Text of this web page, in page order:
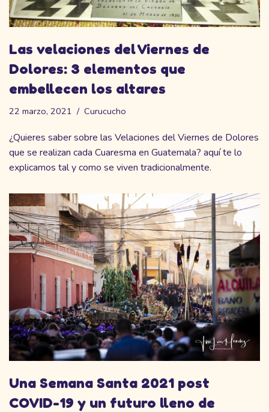
Las velaciones del Viernes de
Dolores: 3 elementos que
embellecen los altares
22 marzo, 2021 Curucucho
¿Quieres saber sobre las Velaciones del Viernes de Dolores
que se realizan cada Cuaresma en Guatemala? aquí te lo
explicamos tal y como se viven tradicionalmente.
Una Semana Santa 2021 post
COVID-19 y un futuro lleno de